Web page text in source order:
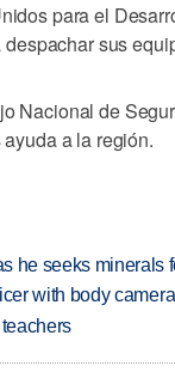
para el
sus
Nacional de
a la región.
he seeks minerals
with body